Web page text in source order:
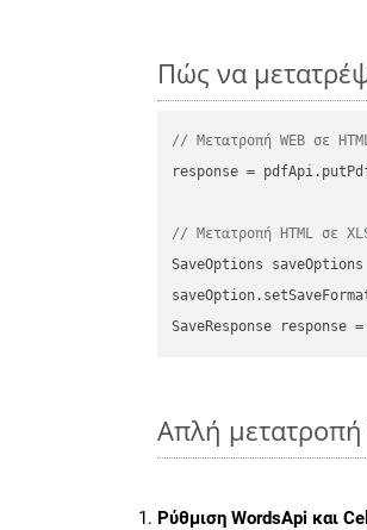
Πώς να
// Μετατροπή WEB σε
response =
// Μετατροπή HTML σε
SaveOptions
SaveResponse
Απλή μετατροπή
Ρύθμιση WordsApi και